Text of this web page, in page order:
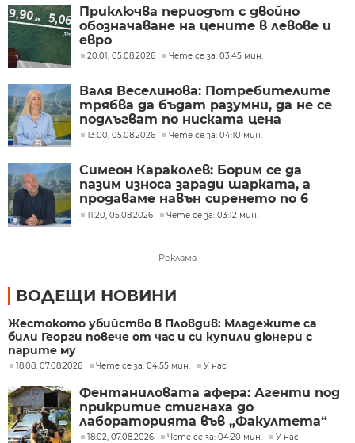
Приключва периодът с двойно
обозначаване на цените в левове и
евро
20:01, 05.08.2026 Чете се за: 03:45 мин.
Валя Веселинова: Потребителите
трябва да бъдат разумни, да не се
подлъгват по ниската цена
13:00, 05.08.2026 Чете се за: 04:10 мин.
Симеон Караколев: Борим се да
пазим износа заради шарката, а
продаваме навън сиренето по 6
евро, тук го купуваме по 15-18 евро
11:20, 05.08.2026 Чете се за: 03:12 мин.
Реклама
ВОДЕЩИ НОВИНИ
Жестокото убийство в Пловдив: Младежите са
били Георги повече от час и си купили дюнери с
парите му
18:08, 07.08.2026 Чете се за: 04:55 мин. У нас
Фентаниловата афера: Агенти под
прикритие стигнаха до
лабораторията във „Факултета“
18:02, 07.08.2026 Чете се за: 04:20 мин. У нас